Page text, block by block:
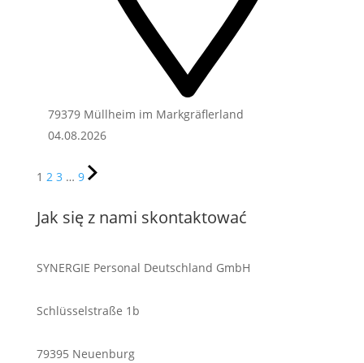
79379 Müllheim im Markgräflerland
04.08.2026
1 2 3 … 9
Jak się z nami skontaktować
SYNERGIE Personal Deutschland GmbH
Schlüsselstraße 1b
79395 Neuenburg